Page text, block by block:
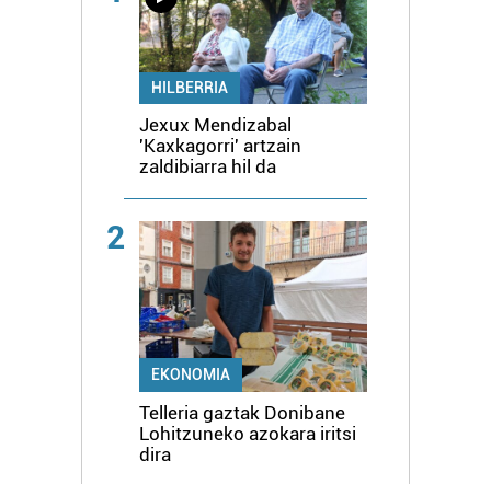
HILBERRIA
Jexux Mendizabal
'Kaxkagorri' artzain
zaldibiarra hil da
2
EKONOMIA
Telleria gaztak Donibane
Lohitzuneko azokara iritsi
dira